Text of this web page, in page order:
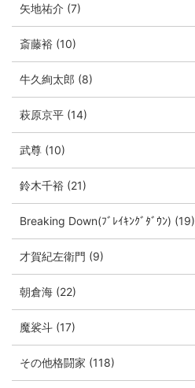
矢地祐介 (7)
斎藤裕 (10)
牛久絢太郎 (8)
萩原京平 (14)
武尊 (10)
鈴木千裕 (21)
Breaking Down(ﾌﾞﾚｲｷﾝｸﾞﾀﾞｳﾝ) (19)
才賀紀左衛門 (9)
朝倉海 (22)
魔裟斗 (17)
その他格闘家 (118)